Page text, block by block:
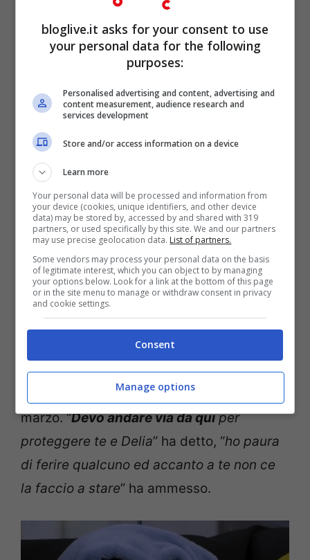
Vi abbiamo raccontato della vera e propria
confessione di Alex Belli a Soleil della
scorsa notte; una dichiarazione quasi in
piena regola, di notte in sauna, con l’attore
in evidente difficoltà per la situazione che
si è creata. Ha ammesso di non riuscire più
a gestire l’intera vicenda e di provare
qualcosa verso la ragazza.
Ebbene, in un nuovo confronto tra i due,
infatti, Alex ha manifestato l’idea di voler
abbandonare il Grande Fratello il 13
dicembre, il giorno stabilito per la finale
prima dell’allungamento del reality fino a
marzo. “Devo andare via da quiper
proteggere te e Delia” ha detto, “ho paura
di ferire qualcuno ed accanto a te non ce
la faccio a stare” ha ammesso.
bloglive.it asks for your consent to use
your personal data for the following
purposes:
Personalised advertising and content, advertising and
content measurement, audience research and
services development
Store and/or access information on a device
Learn more
Your personal data will be processed and information from
your device (cookies, unique identifiers, and other device
data) may be stored by, accessed by and shared with 319
partners, or used specifically by this site. We and our partners
may use precise geolocation data. List of partners.
Some vendors may process your personal data on the basis
of legitimate interest, which you can object to by managing
your options below. Look for a link at the bottom of this page
or in the site menu to manage or withdraw consent in privacy
and cookie settings.
Consent
Manage options